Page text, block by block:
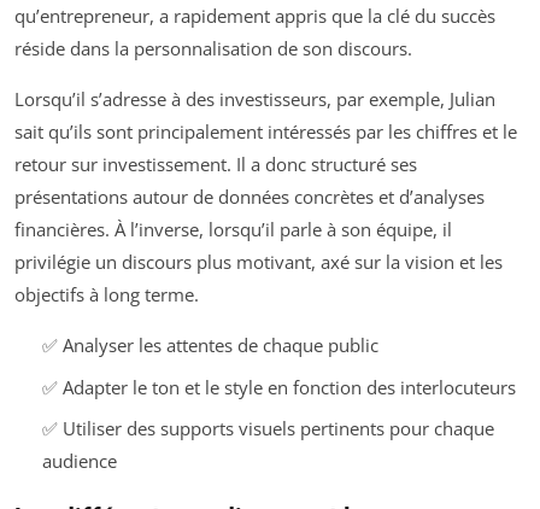
qu’entrepreneur, a rapidement appris que la clé du succès
réside dans la personnalisation de son discours.
Lorsqu’il s’adresse à des investisseurs, par exemple, Julian
sait qu’ils sont principalement intéressés par les chiffres et le
retour sur investissement. Il a donc structuré ses
présentations autour de données concrètes et d’analyses
financières. À l’inverse, lorsqu’il parle à son équipe, il
privilégie un discours plus motivant, axé sur la vision et les
objectifs à long terme.
✅ Analyser les attentes de chaque public
✅ Adapter le ton et le style en fonction des interlocuteurs
✅ Utiliser des supports visuels pertinents pour chaque
audience